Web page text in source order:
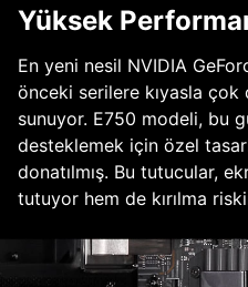
Yüksek
En yeni nesil NVIDIA
önceki serilere kıyasla
sunuyor. E750 modeli, bu
desteklemek için özel
donatılmış. Bu tutucular,
tutuyor hem de kırılma